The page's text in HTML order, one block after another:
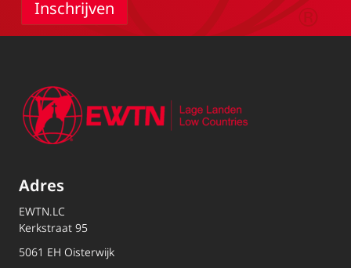
Adres
EWTN.LC
Kerkstraat 95
5061 EH Oisterwijk